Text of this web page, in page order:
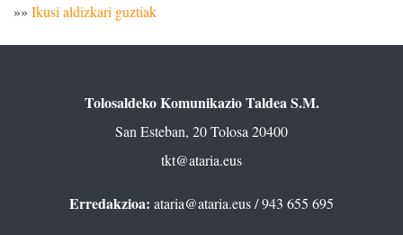
»» Ikusi aldizkari guztiak
Tolosaldeko Komunikazio Taldea S.M.
San Esteban, 20 Tolosa 20400
tkt@ataria.eus
Erredakzioa: ataria@ataria.eus/ 943 655 695